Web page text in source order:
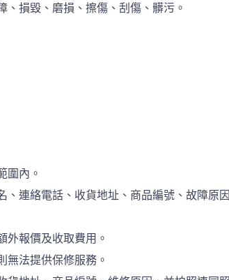
損毀、磨損、擦傷、刮傷、髒污。
圍內。
、連絡電話、收貨地址、商品編號、故障
外報價及收取費用。
無法提供保修服務。